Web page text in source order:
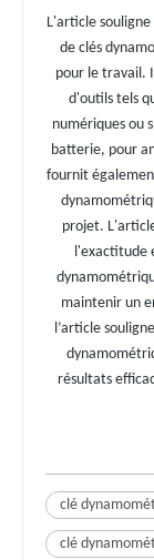
L'article
de clés
pour le travail.
d'outils tels
numériques ou
batterie, pour
fournit
projet.
l'exactitude
maintenir un
l’article
résultats
clé
clé